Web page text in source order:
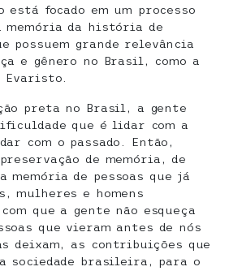
focado em um processo
memória da história de
possuem grande relevância
e gênero no Brasil, como a
Evaristo.
preta no Brasil, a gente
que é lidar com a
com o passado. Então,
de memória, de
memória de pessoas que já
mulheres e homens
que a gente não esqueça
que vieram antes de nós
deixam, as contribuições que
sociedade brasileira, para o